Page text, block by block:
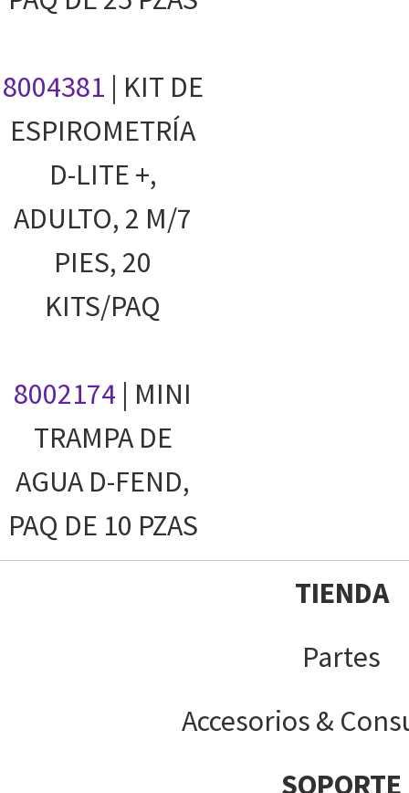
8004381 | KIT DE
ESPIROMETRÍA
D-LITE +,
ADULTO, 2 M/7
PIES, 20
KITS/PAQ
8002174 | MINI
TRAMPA DE
AGUA D-FEND,
PAQ DE 10 PZAS
TIENDA
Partes
Accesorios &
SOPORTE